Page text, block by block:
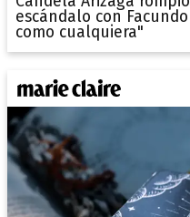
escándalo con
como cualquiera"